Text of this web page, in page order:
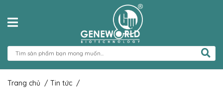
Trang chủ / Tin tức /